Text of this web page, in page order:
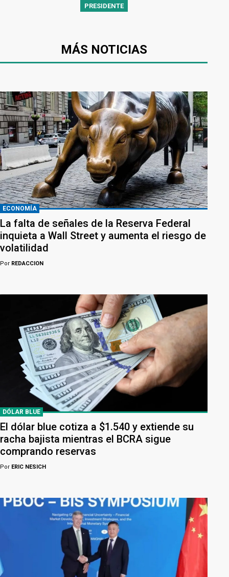
PRESIDENTE
MÁS NOTICIAS
ECONOMÍA
La falta de señales de la Reserva Federal
inquieta a Wall Street y aumenta el riesgo de
volatilidad
Por REDACCION
DÓLAR BLUE
El dólar blue cotiza a $1.540 y extiende su
racha bajista mientras el BCRA sigue
comprando reservas
Por ERIC NESICH